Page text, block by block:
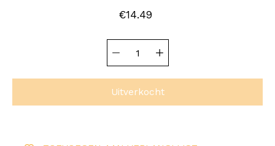
€14.49
variant
selector
Uitverkocht